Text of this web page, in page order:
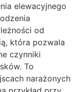
elewacyjnego
od
która pozwala
czynniki
To
narażonych